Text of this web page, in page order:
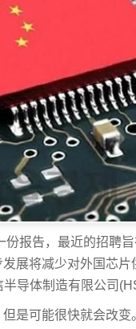
报告，最近的招聘
展将减少对外国芯
导体制造有限公司
是可能很快就会改